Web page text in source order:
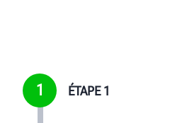
1 ÉTAPE 1